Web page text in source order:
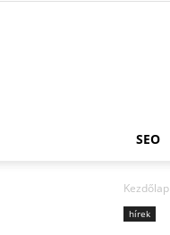
SEO
Kezdőlap
hírek